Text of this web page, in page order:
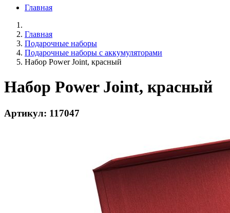
Главная
Главная
Подарочные наборы
Подарочные наборы с аккумуляторами
Набор Power Joint, красный
Набор Power Joint, красный
Артикул: 117047